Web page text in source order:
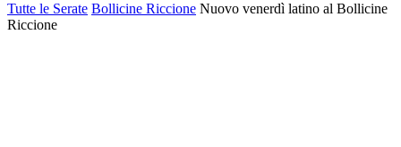
Tutte le Serate Bollicine Riccione Nuovo venerdì latino al Bollicine
Riccione